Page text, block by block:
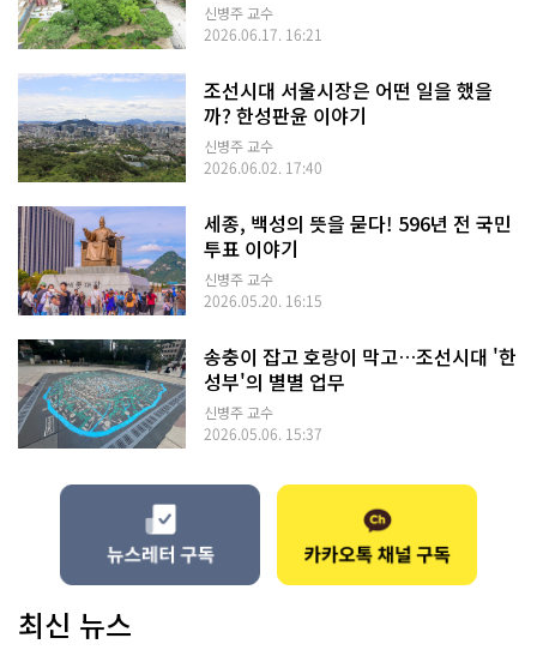
신병주 교수
2026.06.17. 16:21
조선시대 서울시장은 어떤 일을 했을
까? 한성판윤 이야기
신병주 교수
2026.06.02. 17:40
세종, 백성의 뜻을 묻다! 596년 전 국민
투표 이야기
신병주 교수
2026.05.20. 16:15
송충이 잡고 호랑이 막고…조선시대 '한
성부'의 별별 업무
신병주 교수
2026.05.06. 15:37
최신 뉴스